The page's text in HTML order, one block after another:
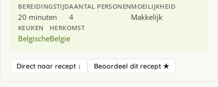
BEREIDINGSTIJD
20 minuten
AANTAL PERSONEN
4
MOEILIJKHEID
Makkelijk
KEUKEN
Belgische
HERKOMST
Belgie
Direct naar recept ↓ Beoordeel dit recept ★